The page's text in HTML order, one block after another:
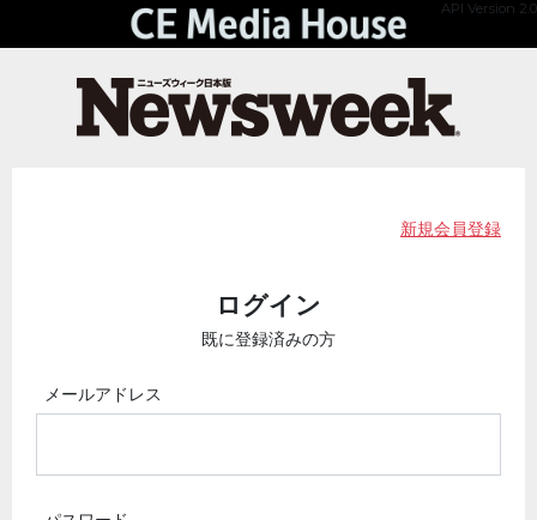
API Version 2.0
新規会員登録
ログイン
既に登録済みの方
メールアドレス